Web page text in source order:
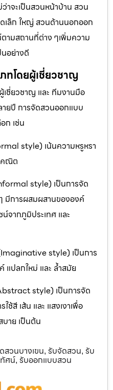
าจะเป็นสวนหน้าบ้าน สวน
เล็ก ใหญ่ สวนด้านนอกออก
ามสถานที่ต่าง ๆเพิ่มความ
อย่างดี
ทโดยผู้เชี่ยวชาญ
ชี่ยวชาญ และ ทีมงานมือ
ยปี การจัดสวนออกแบบ
ก เช่น
style) เน้นความหรูหรา
คณิต
style) เป็นการจัด
มีการผสมผสานขององค์
น์จากภูมิประเทศ และ
style) เป็นการ
แปลกใหม่ และ ล้ำสมัย
style) เป็นการจัด
ช้สี เส้น และ แสงเงาเพื่อ
บาย เป็นต้น
วนบางเขน, รับจัดสวน, รับ
ศน์, รับออกแบบสวน